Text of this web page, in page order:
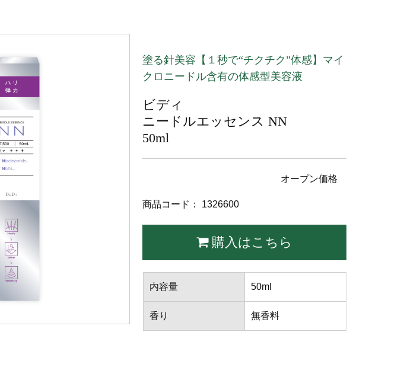
塗る針美容【１秒で“チクチク”体感】マイ
クロニードル含有の体感型美容液
ビディ
ニードルエッセンス NN
50ml
オープン価格
商品コード： 1326600
購入はこちら
内容量 50ml
香り 無香料